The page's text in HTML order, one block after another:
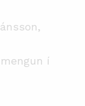
í